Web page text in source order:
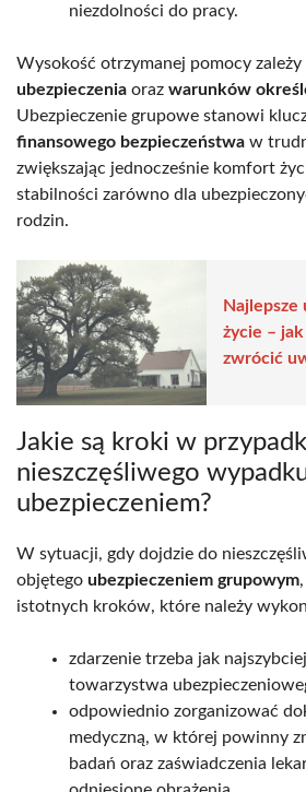
niezdolności do pracy.
Wysokość otrzymanej pomocy zależy
ubezpieczenia oraz warunków
Ubezpieczenie grupowe stanowi
finansowego bezpieczeństwa w
zwiększając jednocześnie komfort
stabilności zarówno dla
rodzin.
Najlepsze
życie –
zwrócić
Jakie są kroki w
nieszczęśliwego
ubezpieczeniem?
W sytuacji, gdy dojdzie do
objętego ubezpieczeniem grupowym
istotnych kroków, które należy
zdarzenie trzeba jak
towarzystwa
odpowiednio zorganizować
medyczną, w której powinny
badań oraz zaświadczenia